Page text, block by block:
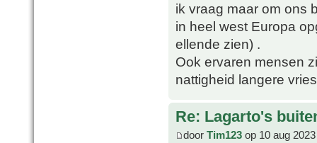
ik vraag maar om ons
in heel west Europa
ellende zien) .
Ook ervaren mensen
nattigheid langere
Re: Lagarto's
door Tim123 op 10 aug